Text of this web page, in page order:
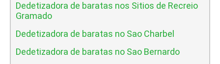
Dedetizadora de baratas nos Sitios de Recreio
Gramado
Dedetizadora de baratas no Sao Charbel
Dedetizadora de baratas no Sao Bernardo